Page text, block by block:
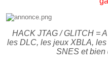
HACK JTAG / GLITCH =
les DLC, les jeux XBLA,
SNES et bien